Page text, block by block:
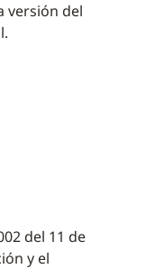
versión del
del 11 de
y el